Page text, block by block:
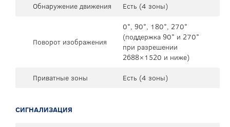
Обнаружение движения
Есть (4 зоны)
Поворот изображения
0°, 90°, 180°, 270°
(поддержка 90° и 270°
при разрешении
2688×1520 и ниже)
Приватные зоны
Есть (4 зоны)
СИГНАЛИЗАЦИЯ